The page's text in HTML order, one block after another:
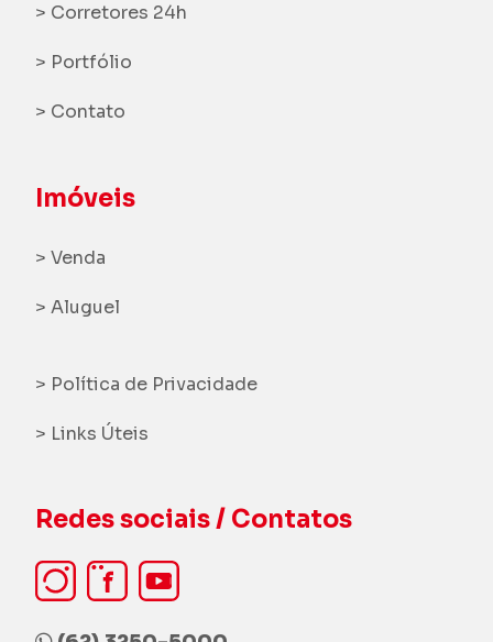
> Corretores 24h
> Portfólio
> Contato
Imóveis
> Venda
> Aluguel
> Política de Privacidade
> Links Úteis
Redes sociais / Contatos